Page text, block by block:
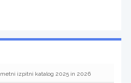
izpitni katalog 2025 in 2026